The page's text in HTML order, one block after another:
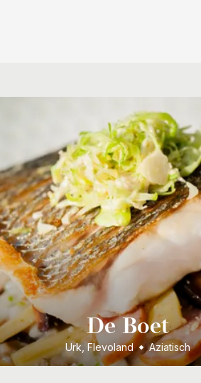
De Boet
Urk, Flevoland Aziatisch